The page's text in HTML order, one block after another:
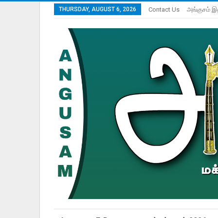
THURSDAY, AUGUST 6, 2026 Contact Us அங்குசம்